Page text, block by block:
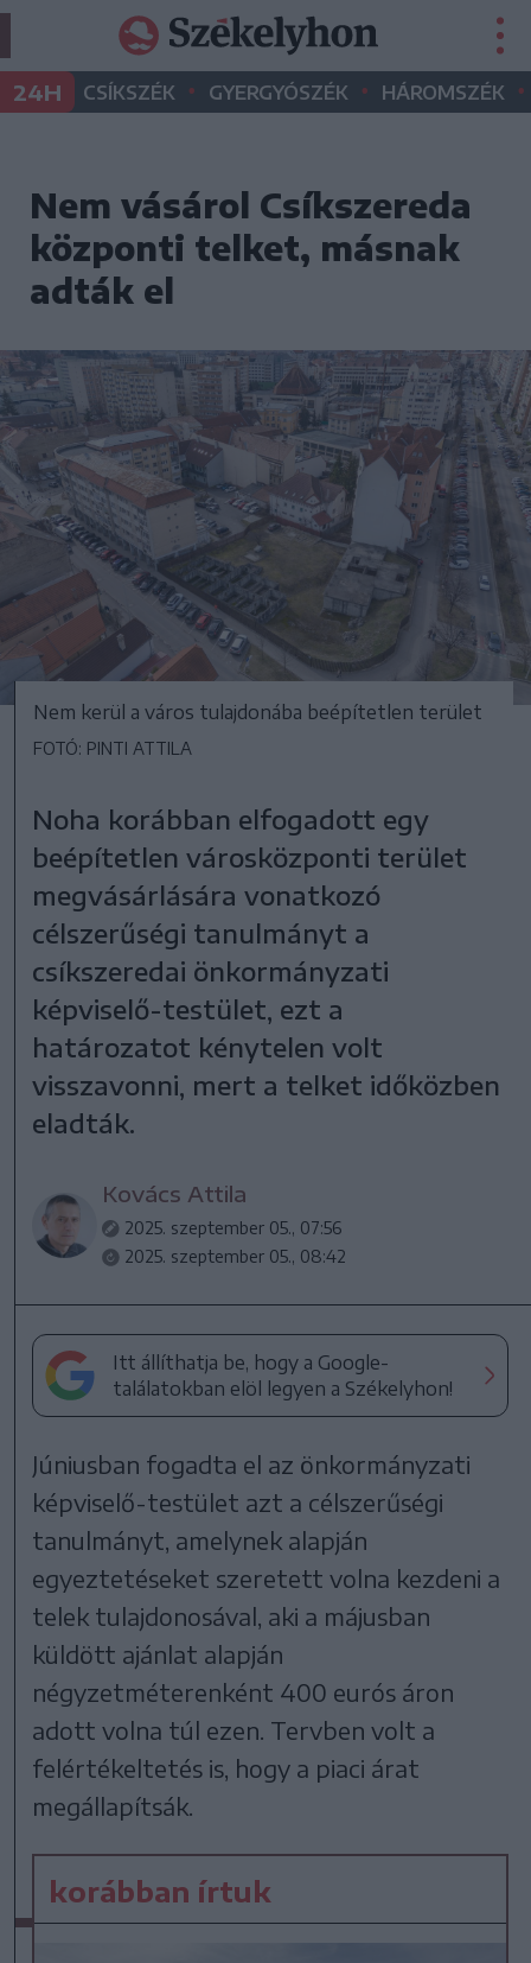
24H CSÍKSZÉK • GYERGYÓSZÉK • HÁROMSZÉK •
Nem vásárol Csíkszereda
központi telket, másnak
adták el
Nem kerül a város tulajdonába beépítetlen terület
FOTÓ: PINTI ATTILA
Noha korábban elfogadott egy
beépítetlen városközponti terület
megvásárlására vonatkozó
célszerűségi tanulmányt a
csíkszeredai önkormányzati
képviselő-testület, ezt a
határozatot kénytelen volt
visszavonni, mert a telket időközben
eladták.
Kovács Attila
2025. szeptember 05., 07:56
2025. szeptember 05., 08:42
Itt állíthatja be, hogy a Google-
találatokban elöl legyen a Székelyhon!
Júniusban fogadta el az önkormányzati
képviselő-testület azt a célszerűségi
tanulmányt, amelynek alapján
egyeztetéseket szeretett volna kezdeni a
telek tulajdonosával, aki a májusban
küldött ajánlat alapján
négyzetméterenként 400 eurós áron
adott volna túl ezen. Tervben volt a
felértékeltetés is, hogy a piaci árat
megállapítsák.
korábban írtuk